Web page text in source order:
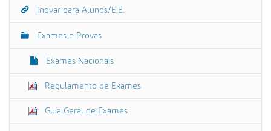
N
Inovar para Alunos/E.E.
Exames e Provas
Exames Nacionais
Regulamento de Exames
Guia Geral de Exames